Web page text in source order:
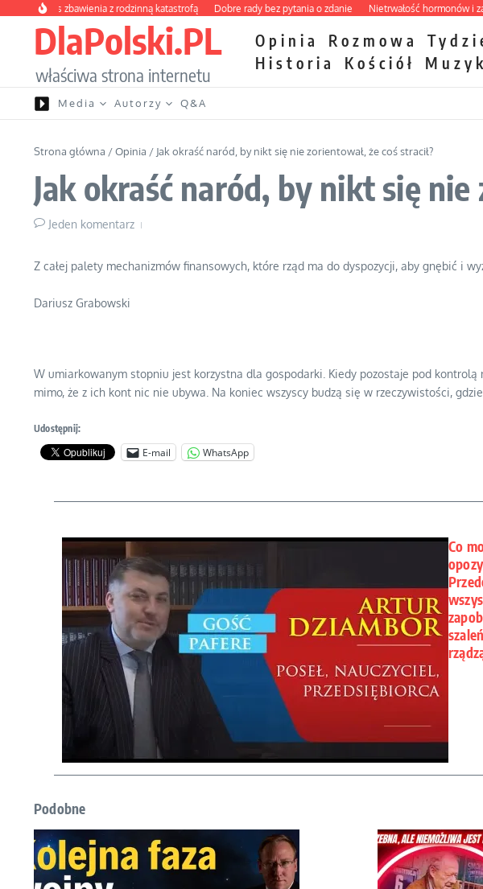
Przejdź do treści
kurs zbawienia z rodzinną katastrofą Dobre rady bez pytania o zdanie Nietrwałość hormonów i zalety
DlaPolski.PL
właściwa strona internetu
Opinia Rozmowa
Historia
Kościół
Media Autorzy Q&A
Strona główna /Opinia / Jak okraść naród, by nikt się nie zorientował, że coś stracił?
Jak okraść naród, by nikt się nie
Jeden komentarz
Z całej palety mechanizmów finansowych, które rząd ma do dyspozycji, aby gnębić i
Dariusz Grabowski
W umiarkowanym stopniu jest korzystna dla gospodarki. Kiedy pozostaje pod
mimo, że z ich kont nic nie ubywa. Na koniec wszyscy budzą się w rzeczywistości,
Udostępnij:
E-mail WhatsApp
Co
Podobne